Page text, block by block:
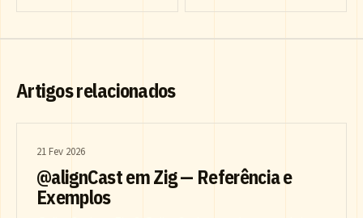
Artigos relacionados
21 Fev 2026
@alignCast em Zig — Referência e
Exemplos